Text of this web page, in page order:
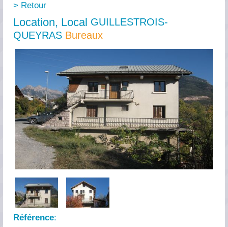
Location, Local GUILLESTROIS-
QUEYRAS Bureaux
> Retour
Référence: